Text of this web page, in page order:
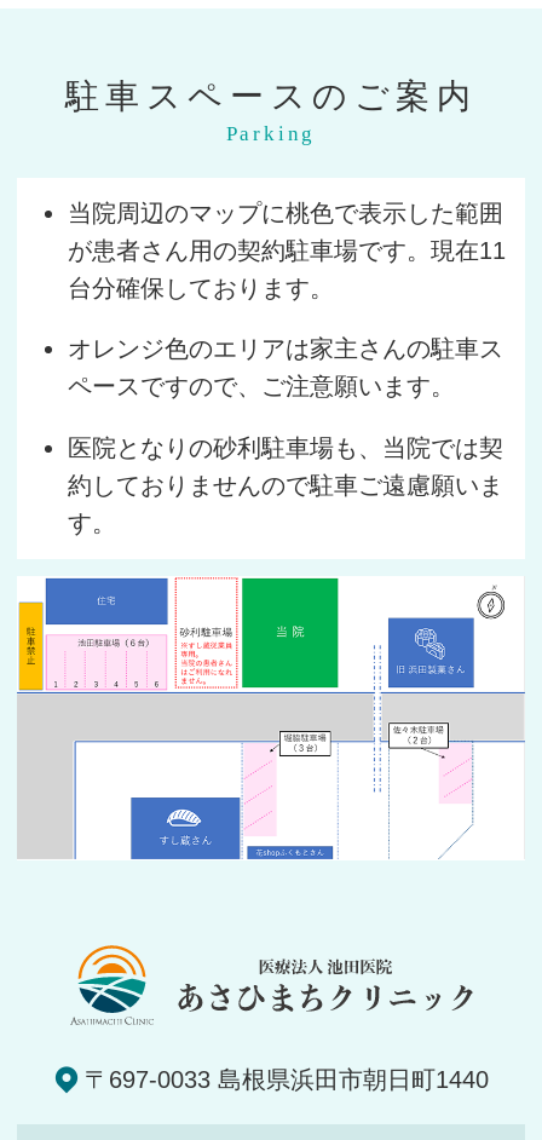
駐車スペースのご案内
Parking
当院周辺のマップに桃色で表示した範囲
が患者さん用の契約駐車場です。現在11
台分確保しております。
オレンジ色のエリアは家主さんの駐車ス
ペースですので、ご注意願います。
医院となりの砂利駐車場も、当院では契
約しておりませんので駐車ご遠慮願いま
す。
〒697-0033 島根県浜田市朝日町1440